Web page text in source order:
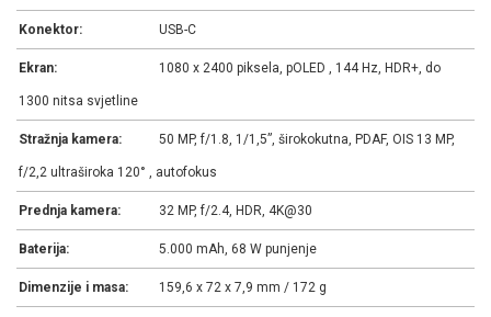
Konektor: USB-C
Ekran: 1080 x 2400 piksela, pOLED , 144 Hz, HDR+, do
1300 nitsa svjetline
Stražnja kamera: 50 MP, f/1.8, 1/1,5”, širokokutna, PDAF, OIS 13 MP,
f/2,2 ultraširoka 120° , autofokus
Prednja kamera: 32 MP, f/2.4, HDR, 4K@30
Baterija: 5.000 mAh, 68 W punjenje
Dimenzije i masa: 159,6 x 72 x 7,9 mm / 172 g